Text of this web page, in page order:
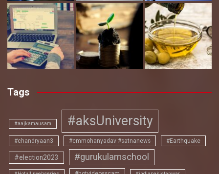
Tags
#aajkamausam #aksUniversity
#chandryaan3 #cmmohanyadav #satnanews #Earthquake
#election2023 #gurukulamschool